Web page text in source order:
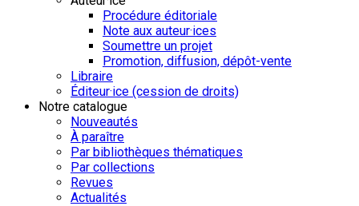
Procédure éditoriale
Note aux auteur·ices
Soumettre un projet
Promotion, diffusion, dépôt-vente
Libraire
Éditeur·ice (cession de droits)
Notre catalogue
Nouveautés
À paraître
Par bibliothèques thématiques
Par collections
Revues
Actualités